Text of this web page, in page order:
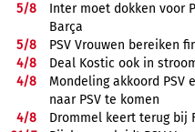
5/8
Inter moet dokken voor
Barça
5/8
PSV Vrouwen bereiken
4/8
Deal Kostic ook in
4/8
Mondeling akkoord PSV
naar PSV te komen
4/8
Drommel keert terug bij